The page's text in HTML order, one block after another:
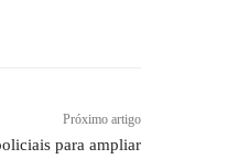
Próximo artigo
para ampliar